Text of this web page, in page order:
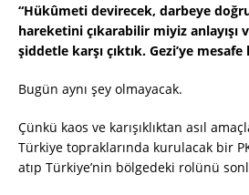
“Hükûmeti devirecek, darbeye
hareketini çıkarabilir miyiz anlayışı
şiddetle karşı çıktık. Gezi’ye
Bugün aynı şey olmayacak.
Çünkü kaos ve karışıklıktan asıl
Türkiye topraklarında kurulacak bir
atıp Türkiye’nin bölgedeki rolünü